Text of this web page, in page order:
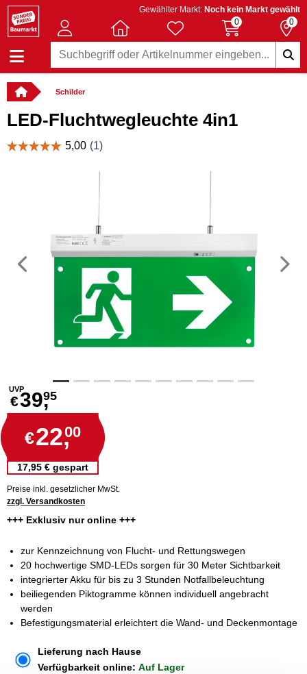
Gewählter Markt: Noch kein Markt gewählt
0
0
Schilder
LED-Fluchtwegleuchte 4in1
Vorheriges
UVP
€39,95
€22,00
17,95 € gespart
Preise inkl. gesetzlicher MwSt.
zzgl. Versandkosten
+++ Exklusiv nur online +++
zur Kennzeichnung von Flucht- und Rettungswegen
20 hochwertige SMD-LEDs sorgen für 30 Meter Sichtbarkeit
integrierter Akku für bis zu 3 Stunden Notfallbeleuchtung
beiliegenden Piktogramme können individuell angebracht
werden
Befestigungsmaterial erleichtert die Wand- und Deckenmontage
Lieferung nach Hause
Verfügbarkeit online: Auf Lager